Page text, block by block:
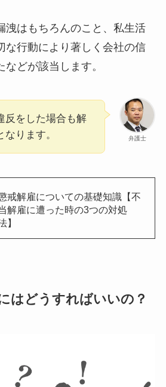
洩はもちろんのこと、私生活
な行動により著しく会社の信
どが該当します。
弁護士
反をした場合も解
ります。
戒解雇についての基礎知識【不
解雇に遭った時の3つの対処
】
はどうすればいいの？